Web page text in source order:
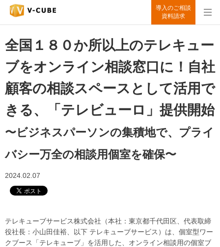
導入のご相談
資料請求
全国１８０か所以上のテレキュー
ブをオンライン相談窓口に！自社
顧客の相談スペースとして活用で
きる、「テレビューロ」提供開始
〜ビジネスパーソンの集積地で、プライ
バシー万全の相談用個室を確保〜
2024.02.07
テレキューブサービス株式会社（本社：東京都千代田区、代表取締
役社長：小山田佳裕、以下 テレキューブサービス）は、個室型ワー
クブース「テレキューブ」を活用した、オンライン相談用の個室ブ